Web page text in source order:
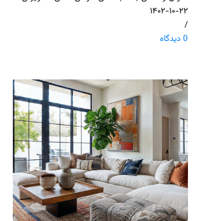
۱۴۰۲-۱۰-۲۲
/
0 دیدگاه